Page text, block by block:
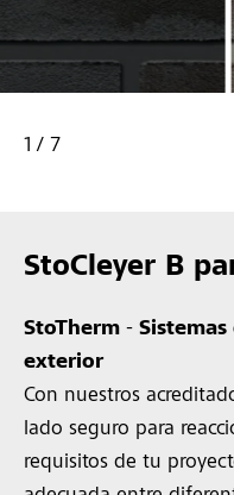
1 / 7
StoCleyer B
StoTherm -
exterior
Con nuestros
lado seguro para
requisitos de tu